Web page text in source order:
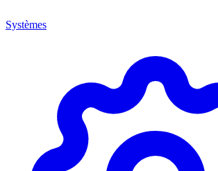
Systèmes